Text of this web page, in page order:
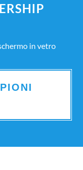
in vetro